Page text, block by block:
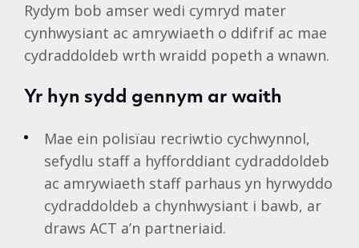
Rydym bob amser wedi cymryd mater
cynhwysiant ac amrywiaeth o ddifrif ac mae
cydraddoldeb wrth wraidd popeth a wnawn.
Yr hyn sydd gennym ar waith
Mae ein polisïau recriwtio cychwynnol,
sefydlu staff a hyfforddiant cydraddoldeb
ac amrywiaeth staff parhaus yn hyrwyddo
cydraddoldeb a chynhwysiant i bawb, ar
draws ACT a’n partneriaid.